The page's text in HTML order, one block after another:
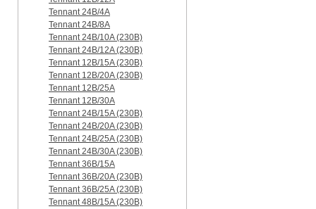
Tennant 24B/4A
Tennant 24B/8A
Tennant 24B/10A (230B)
Tennant 24B/12A (230B)
Tennant 12B/15A (230B)
Tennant 12B/20A (230B)
Tennant 12B/25A
Tennant 12B/30A
Tennant 24B/15A (230B)
Tennant 24B/20A (230B)
Tennant 24B/25A (230B)
Tennant 24B/30A (230B)
Tennant 36B/15A
Tennant 36B/20A (230B)
Tennant 36B/25A (230B)
Tennant 48B/15A (230B)